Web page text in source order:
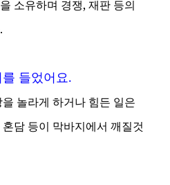
소유하며 경쟁, 재판 등의
들었어요.
놀라게 하거나 힘든 일은
담 등이 막바지에서 깨질것